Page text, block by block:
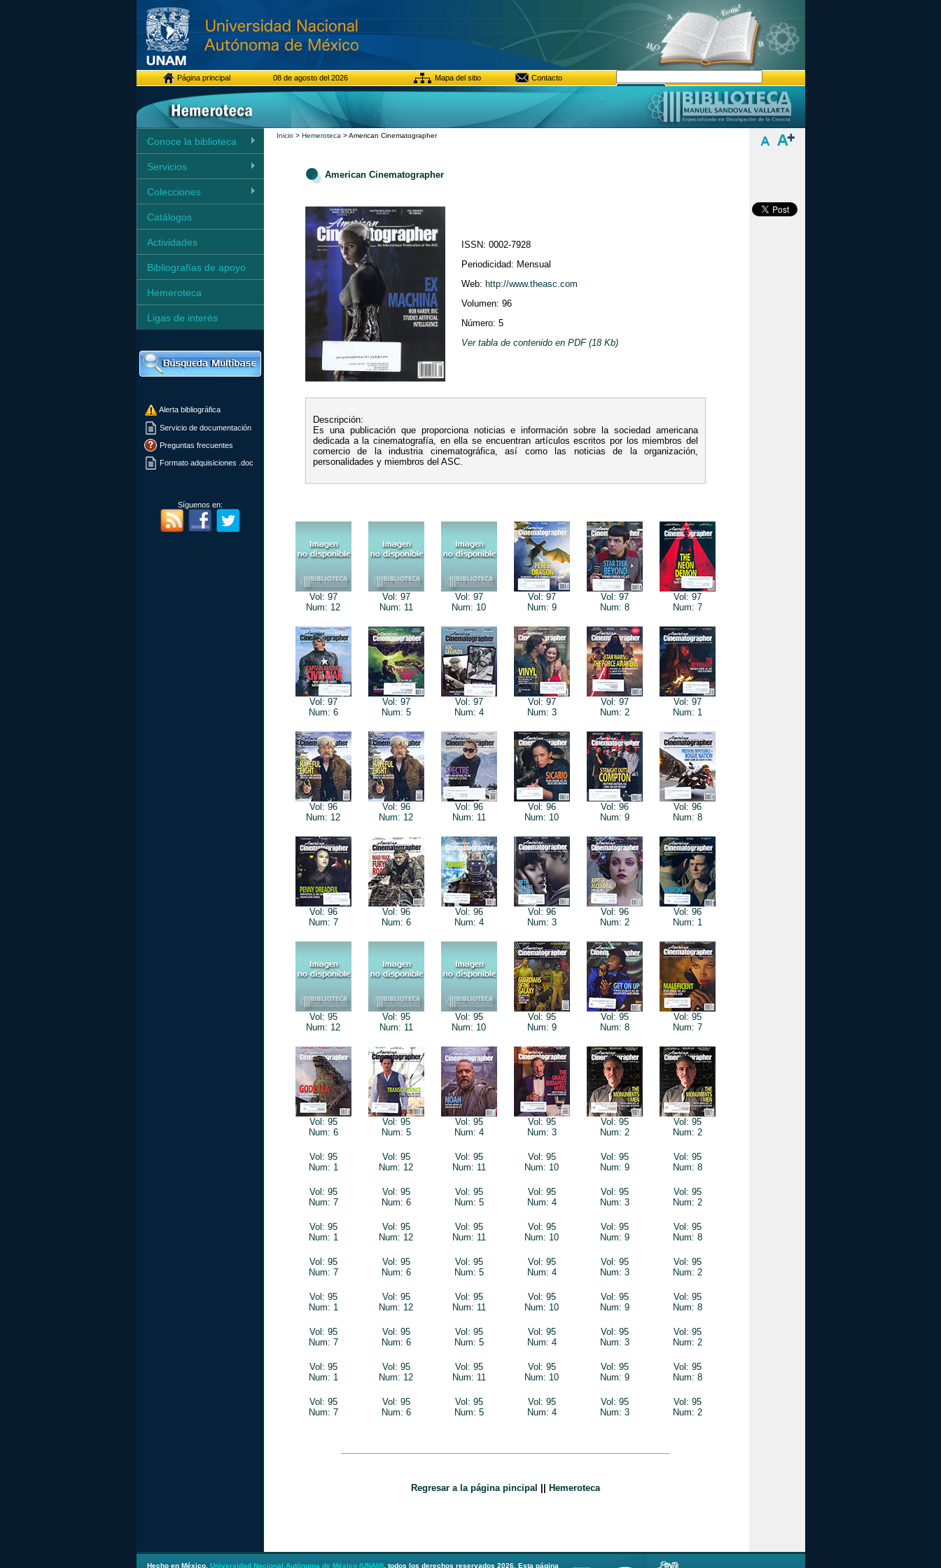
Página principal 08 de agosto del 2026 Mapa del sitio Contacto
Conoce la biblioteca
Servicios
Colecciones
Catálogos
Actividades
Bibliografías de apoyo
Hemeroteca
Ligas de interés
Alerta bibliográfica
Servicio de documentación
Preguntas frecuentes
Formato adquisiciones .doc
Síguenos en:
Inicio> Hemeroteca > American Cinematographer
American Cinematographer
ISSN: 0002-7928
Periodicidad: Mensual
Web: http://www.theasc.com
Volumen: 96
Número: 5
Ver tabla de contenido en PDF (18 Kb)
Descripción:
Es una publicación que proporciona noticias e información sobre la sociedad americana
dedicada a la cinematografía, en ella se encuentran artículos escritos por los miembros del
comercio de la industria cinematográfica, así como las noticias de la organización,
personalidades y miembros del ASC.
Vol: 97
Num: 12
Vol: 97
Num: 11
Vol: 97
Num: 10
Vol: 97
Num: 9
Vol: 97
Num: 8
Vol: 97
Num: 7
Vol: 97
Num: 6
Vol: 97
Num: 5
Vol: 97
Num: 4
Vol: 97
Num: 3
Vol: 97
Num: 2
Vol: 97
Num: 1
Vol: 96
Num: 12
Vol: 96
Num: 12
Vol: 96
Num: 11
Vol: 96
Num: 10
Vol: 96
Num: 9
Vol: 96
Num: 8
Vol: 96
Num: 7
Vol: 96
Num: 6
Vol: 96
Num: 4
Vol: 96
Num: 3
Vol: 96
Num: 2
Vol: 96
Num: 1
Vol: 95
Num: 12
Vol: 95
Num: 11
Vol: 95
Num: 10
Vol: 95
Num: 9
Vol: 95
Num: 8
Vol: 95
Num: 7
Vol: 95
Num: 6
Vol: 95
Num: 5
Vol: 95
Num: 4
Vol: 95
Num: 3
Vol: 95
Num: 2
Vol: 95
Num: 2
Vol: 95
Num: 1
Vol: 95
Num: 12
Vol: 95
Num: 11
Vol: 95
Num: 10
Vol: 95
Num: 9
Vol: 95
Num: 8
Vol: 95
Num: 7
Vol: 95
Num: 6
Vol: 95
Num: 5
Vol: 95
Num: 4
Vol: 95
Num: 3
Vol: 95
Num: 2
Vol: 95
Num: 1
Vol: 95
Num: 12
Vol: 95
Num: 11
Vol: 95
Num: 10
Vol: 95
Num: 9
Vol: 95
Num: 8
Vol: 95
Num: 7
Vol: 95
Num: 6
Vol: 95
Num: 5
Vol: 95
Num: 4
Vol: 95
Num: 3
Vol: 95
Num: 2
Vol: 95
Num: 1
Vol: 95
Num: 12
Vol: 95
Num: 11
Vol: 95
Num: 10
Vol: 95
Num: 9
Vol: 95
Num: 8
Vol: 95
Num: 7
Vol: 95
Num: 6
Vol: 95
Num: 5
Vol: 95
Num: 4
Vol: 95
Num: 3
Vol: 95
Num: 2
Vol: 95
Num: 1
Vol: 95
Num: 12
Vol: 95
Num: 11
Vol: 95
Num: 10
Vol: 95
Num: 9
Vol: 95
Num: 8
Vol: 95
Num: 7
Vol: 95
Num: 6
Vol: 95
Num: 5
Vol: 95
Num: 4
Vol: 95
Num: 3
Vol: 95
Num: 2
Regresar a la página pincipal Hemeroteca
Hecho en México. Universidad Nacional Autónoma de México (UNAM), todos los derechos reservados 2026. Esta página